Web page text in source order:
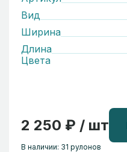
Вид
Ширина
Длина
Цвета
2 250 ₽ / шт
В наличии: 31 рулонов